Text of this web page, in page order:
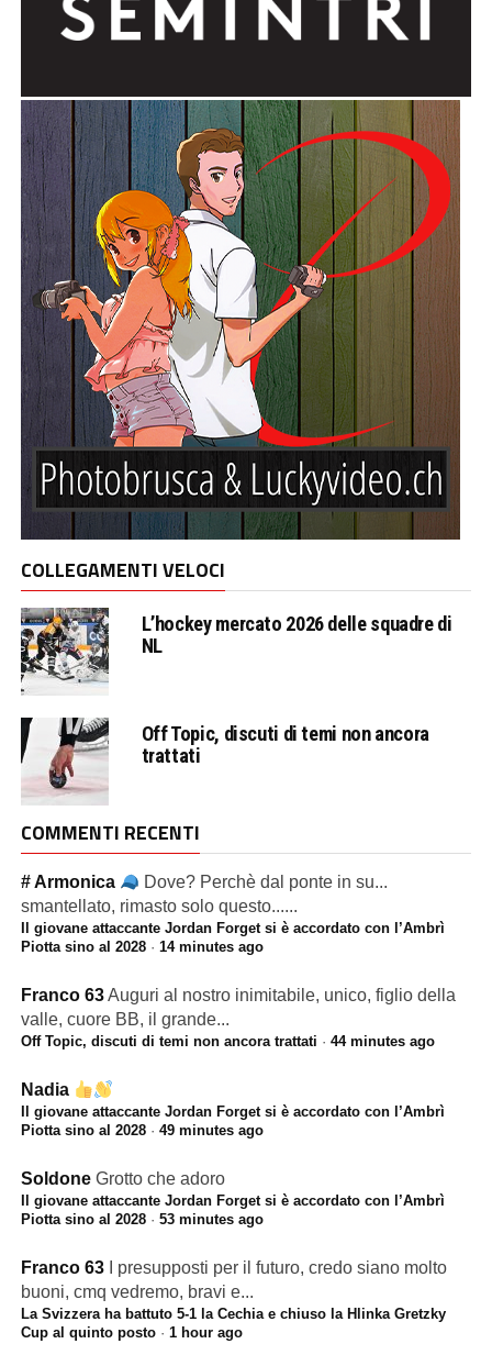
COLLEGAMENTI VELOCI
L’hockey mercato 2026 delle squadre di
NL
Off Topic, discuti di temi non ancora
trattati
COMMENTI RECENTI
# Armonica
Dove? Perchè dal ponte in su...
smantellato, rimasto solo questo......
Il giovane attaccante Jordan Forget si è accordato con l’Ambrì
Piotta sino al 2028· 14 minutes ago
Franco 63Auguri al nostro inimitabile, unico, figlio della
valle, cuore BB, il grande...
Off Topic, discuti di temi non ancora trattati · 44 minutes ago
Nadia
Il giovane attaccante Jordan Forget si è accordato con l’Ambrì
Piotta sino al 2028· 49 minutes ago
Soldone Grotto che adoro
Il giovane attaccante Jordan Forget si è accordato con l’Ambrì
Piotta sino al 2028· 53 minutes ago
Franco 63
I presupposti per il futuro, credo siano molto
buoni, cmq vedremo, bravi e...
La Svizzera ha battuto 5-1 la Cechia e chiuso la Hlinka Gretzky
Cup al quinto posto· 1 hour ago